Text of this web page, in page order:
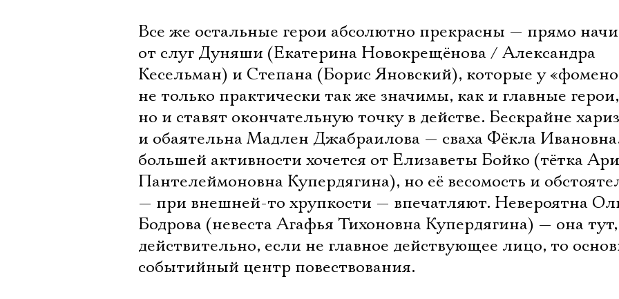
Все же остальные герои абсолютно прекрасны — прямо
от слуг Дуняши (Екатерина Новокрещёнова / Александра
Кесельман) и Степана (Борис Яновский), которые у
не только практически так же значимы, как и главные герои,
но и ставят окончательную точку в действе. Бескрайне
и обаятельна Мадлен Джабраилова — сваха Фёкла
большей активности хочется от Елизаветы Бойко (тётка
Пантелеймоновна Купердягина), но её весомость и
— при внешней-то хрупкости — впечатляют. Невероятна
Бодрова (невеста Агафья Тихоновна Купердягина) — она тут,
действительно, если не главное действующее лицо, то
событийный центр повествования.